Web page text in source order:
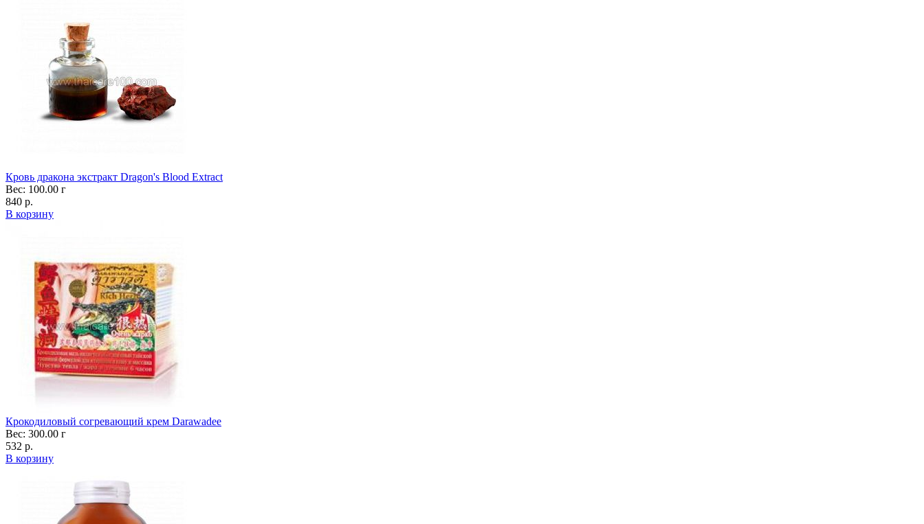
Кровь дракона экстракт Dragon's Blood Extract
Вес: 100.00 г
840 р.
В корзину
Крокодиловый согревающий крем Darawadee
Вес: 300.00 г
532 р.
В корзину